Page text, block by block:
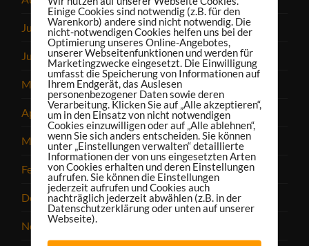
Juli 2025
Juni 2025
Mai 2025
April 2025
März 2025
Februar 2025
Dezember 2024
November 2024
Einige Cookies sind notwendig (z.B. für den
Warenkorb) andere sind nicht notwendig. Die
nicht-notwendigen Cookies helfen uns bei der
Optimierung unseres Online-Angebotes,
unserer Webseitenfunktionen und werden für
Marketingzwecke eingesetzt. Die Einwilligung
umfasst die Speicherung von Informationen auf
Ihrem Endgerät, das Auslesen
personenbezogener Daten sowie deren
Verarbeitung. Klicken Sie auf „Alle akzeptieren“,
um in den Einsatz von nicht notwendigen
Cookies einzuwilligen oder auf „Alle ablehnen“,
wenn Sie sich anders entscheiden. Sie können
unter „Einstellungen verwalten“ detaillierte
Informationen der von uns eingesetzten Arten
von Cookies erhalten und deren Einstellungen
aufrufen. Sie können die Einstellungen
jederzeit aufrufen und Cookies auch
nachträglich jederzeit abwählen (z.B. in der
Datenschutzerklärung oder unten auf unserer
Webseite).